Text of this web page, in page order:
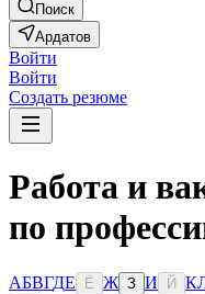
Поиск
Ардатов
Войти
Войти
Создать резюме
Работа и
по
АБВГДЕ Ё Ж З И Й К